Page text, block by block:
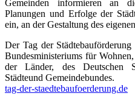
Gemeinden informieren an
Planungen und Erfolge der
ein, an der Gestaltung des
Der Tag der
Bundesministeriums für
der Länder, des Deutschen
Städteund Gemeindebundes.
tag-der-staedtebaufoerderung.de